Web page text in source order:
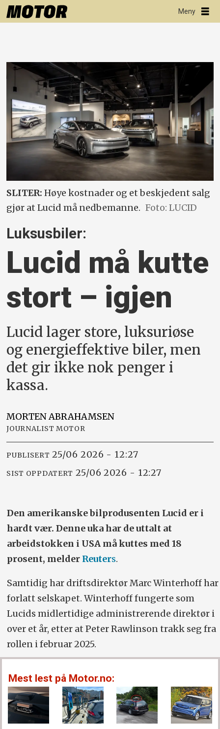
SLITER:Høye kostnader og et beskjedent salg
gjør at Lucid må nedbemanne. Foto: LUCID
Luksusbiler:
Lucid må kutte
stort – igjen
Lucid lager store, luksuriøse
og energieffektive biler, men
det gir ikke nok penger i
kassa.
MORTEN ABRAHAMSEN
JOURNALIST MOTOR
PUBLISERT 25/06 2026 - 12:27
SIST OPPDATERT 25/06 2026 - 12:27
Den amerikanske bilprodusenten Lucid er i
hardt vær. Denne uka har de uttalt at
arbeidstokken i USA må kuttes med 18
prosent, melder Reuters.
Samtidig har driftsdirektør Marc Winterhoff har
forlatt selskapet. Winterhoff fungerte som
Lucids midlertidige administrerende direktør i
over et år, etter at Peter Rawlinson trakk seg fra
rollen i februar 2025.
Mest lest på Motor.no: